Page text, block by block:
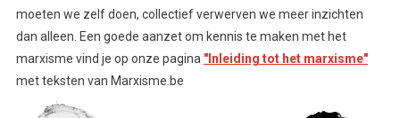
moeten we zelf doen, collectief verwerven we meer inzichten
dan alleen. Een goede aanzet om kennis te maken met het
marxisme vind je op onze pagina "Inleiding tot het marxisme"
met teksten van Marxisme.be